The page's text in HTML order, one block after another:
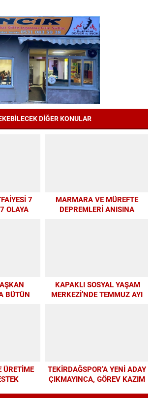
DİĞER KONULAR
7
OLAYA
MARMARA VE MÜREFTE
DEPREMLERİ ANISINA
BÜTÜN
KAPAKLI SOSYAL YAŞAM
MERKEZİ’NDE TEMMUZ AYI
TEKİRDAĞSPOR’A YENİ ADAY
ÇIKMAYINCA, GÖREV KAZIM